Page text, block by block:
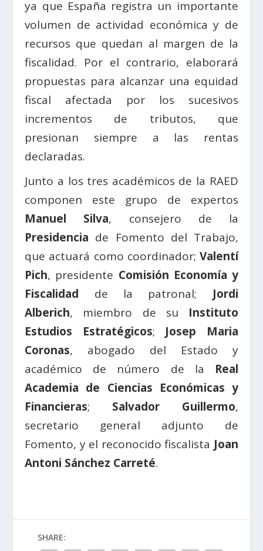
ya que España registra un importante
volumen de actividad económica y de
recursos que quedan al margen de la
fiscalidad. Por el contrario, elaborará
propuestas para alcanzar una equidad
fiscal afectada por los sucesivos
incrementos de tributos, que
presionan siempre a las rentas
declaradas.
Junto a los tres académicos de la RAED
componen este grupo de expertos
Manuel Silva, consejero de la
Presidencia de Fomento del Trabajo,
que actuará como coordinador; Valentí
Pich, presidente Comisión Economía y
Fiscalidad de la patronal; Jordi
Alberich, miembro de su Instituto
Estudios Estratégicos; Josep Maria
Coronas, abogado del Estado y
académico de número de la Real
Academia de Ciencias Económicas y
Financieras; Salvador Guillermo,
secretario general adjunto de
Fomento, y el reconocido fiscalista Joan
Antoni Sánchez Carreté.
SHARE: